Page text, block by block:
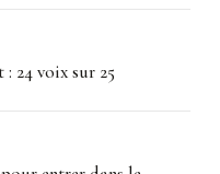
24 voix sur 25